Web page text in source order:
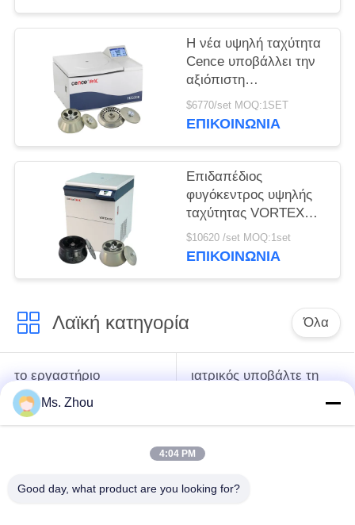
Η νέα υψηλή ταχύτητα
Cence υποβάλλει την
αξιόπιστη
φυγοκεντρικότητα για
τη μοριακή βιολογία σε
$6770/set MOQ:1SET
ΕΠΙΚΟΙΝΩΝΊΑ
Επιδαπέδιος
φυγόκεντρος υψηλής
ταχύτητας VORTEX
10K με γωνιακούς
ρότορες μεγάλης
$10620 /set MOQ:1set
ΕΠΙΚΟΙΝΩΝΊΑ
Λαϊκή κατηγορία Όλα
το εργαστήριο
υποβάλλει τη μηχανή
σε φυγοκέντρωση
ιατρικός υποβάλτε τη
σε φυγοκέντρωση
κατεψυγμένος
σε φυγοκέντρωση
Ms. Zhou
4:04 PM
Good day, what product are you looking for?